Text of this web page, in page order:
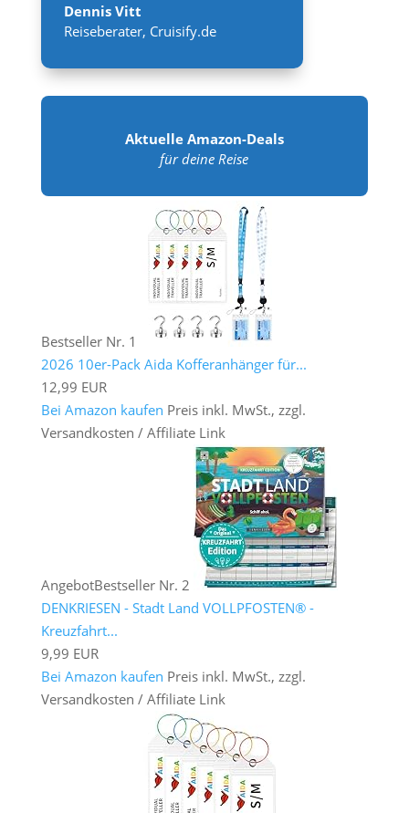
Dennis Vitt
Reiseberater, Cruisify.de
Aktuelle Amazon-Deals
für deine Reise
Bestseller Nr. 1
2026 10er-Pack Aida Kofferanhänger für...
12,99 EUR
Bei Amazon kaufen Preis inkl. MwSt., zzgl.
Versandkosten / Affiliate Link
AngebotBestseller Nr. 2
DENKRIESEN - Stadt Land VOLLPFOSTEN® -
Kreuzfahrt...
9,99 EUR
Bei Amazon kaufen Preis inkl. MwSt., zzgl.
Versandkosten / Affiliate Link